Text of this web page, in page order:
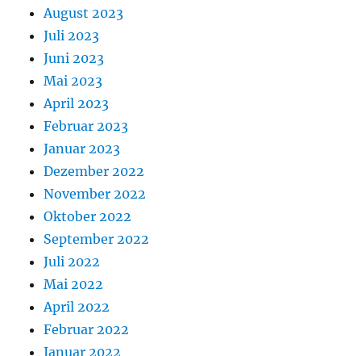
August 2023
Juli 2023
Juni 2023
Mai 2023
April 2023
Februar 2023
Januar 2023
Dezember 2022
November 2022
Oktober 2022
September 2022
Juli 2022
Mai 2022
April 2022
Februar 2022
Januar 2022